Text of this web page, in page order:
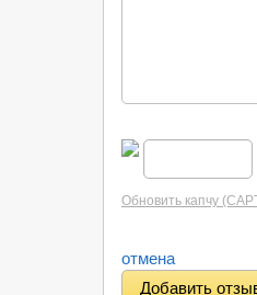
Обновить капчу
отмена